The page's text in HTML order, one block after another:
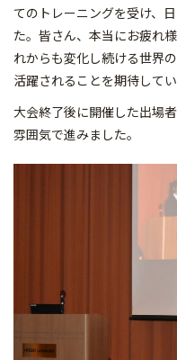
てのトレーニングを受け、
た。皆さん、本当にお疲れ
れからも変化し続ける世界
活躍されることを期待してい
大会終了後に開催した出場
雰囲気で進みました。